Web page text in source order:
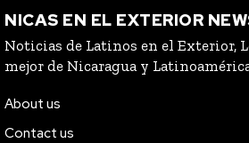
NICAS EN EL EXTERIOR
Noticias de Latinos en el Exterior,
mejor de Nicaragua y
About us
Contact us